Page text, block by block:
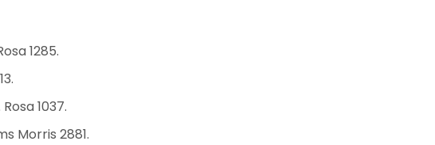
1285.
1037.
Morris 2881.